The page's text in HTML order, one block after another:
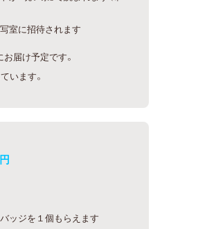
室に招待されます
届け予定です。
います。
円
ッジを１個もらえます